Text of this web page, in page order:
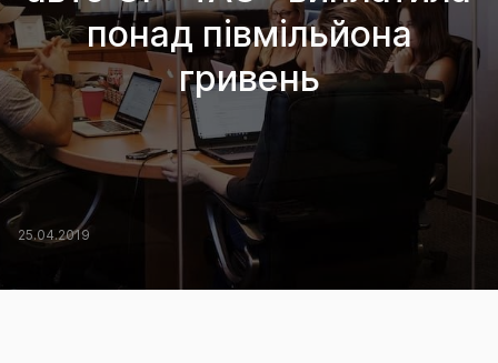
понад півмільйона
гривень
25.04.2019